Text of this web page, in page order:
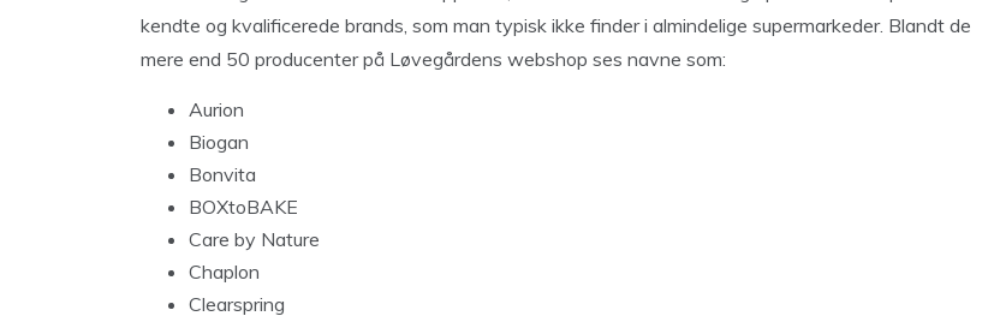
kendte og kvalificerede brands, som man typisk ikke finder i almindelige supermarkeder. Blandt de
mere end 50 producenter på Løvegårdens webshop ses navne som:
Aurion
Biogan
Bonvita
BOXtoBAKE
Care by Nature
Chaplon
Clearspring